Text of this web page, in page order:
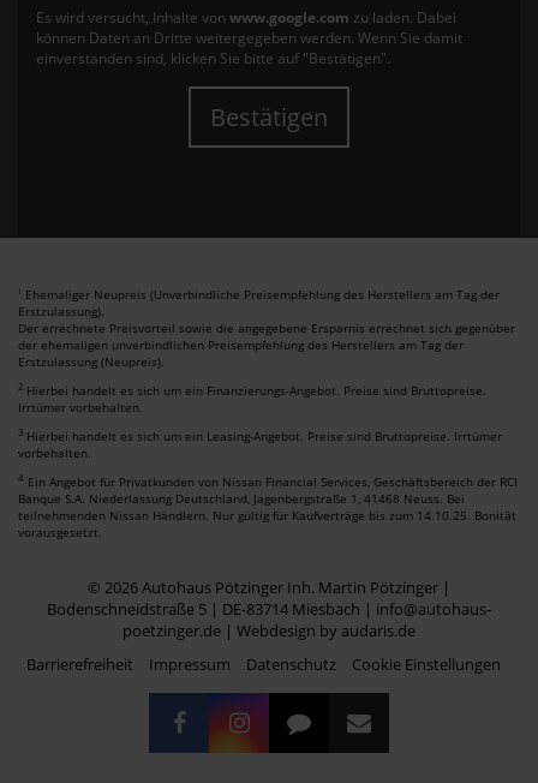
Es wird versucht, Inhalte von www.google.com zu laden. Dabei
können Daten an Dritte weitergegeben werden. Wenn Sie damit
einverstanden sind, klicken Sie bitte auf "Bestätigen".
Bestätigen
1 Ehemaliger Neupreis (Unverbindliche Preisempfehlung des Herstellers am Tag der
Erstzulassung).
Der errechnete Preisvorteil sowie die angegebene Ersparnis errechnet sich gegenüber
der ehemaligen unverbindlichen Preisempfehlung des Herstellers am Tag der
Erstzulassung (Neupreis).
2 Hierbei handelt es sich um ein Finanzierungs-Angebot. Preise sind Bruttopreise.
Irrtümer vorbehalten.
3 Hierbei handelt es sich um ein Leasing-Angebot. Preise sind Bruttopreise. Irrtümer
vorbehalten.
4 Ein Angebot für Privatkunden von Nissan Financial Services, Geschäftsbereich der RCI
Banque S.A. Niederlassung Deutschland, Jagenbergstraße 1, 41468 Neuss. Bei
teilnehmenden Nissan Händlern. Nur gültig für Kaufverträge bis zum 14.10.25. Bonität
vorausgesetzt.
© 2026 Autohaus Pötzinger Inh. Martin Pötzinger |
Bodenschneidstraße 5 | DE-83714 Miesbach | info@autohaus-
poetzinger.de | Webdesign by audaris.de
Barrierefreiheit
Impressum Datenschutz Cookie Einstellungen